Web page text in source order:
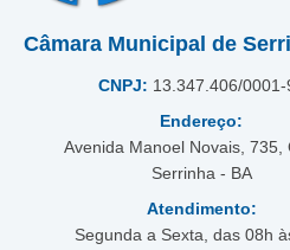
Câmara Municipal de
CNPJ: 13.347.406/0001-
Endereço:
Avenida Manoel Novais, 735,
Serrinha - BA
Atendimento:
Segunda a Sexta, das 08h